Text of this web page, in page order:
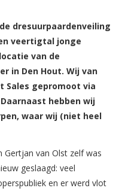
dresuurpaardenveiling
veertigtal jonge
van de
in Den Hout. Wij van
Sales gepromoot via
hebben wij
waar wij (niet heel
Gertjan van Olst zelf was
geslaagd: veel
en er werd vlot